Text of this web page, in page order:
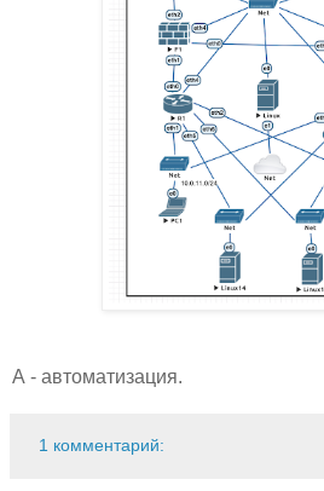
А - автоматизация.
1 комментарий: